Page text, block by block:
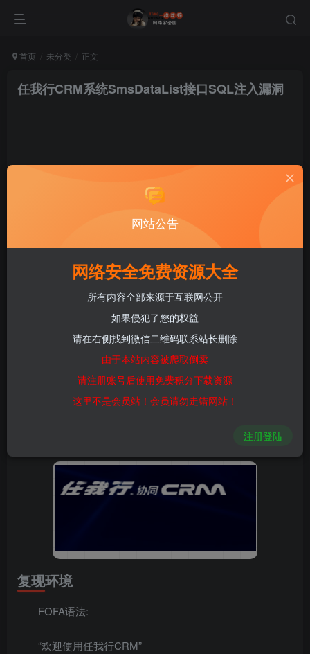
首页 未分类 正文
任我行CRM系统SmsDataList接口SQL注入漏洞
0
SmsDataList接口存在SQL注入漏洞
复现环境
FOFA语法:
“欢迎使用任我行CRM”
网站公告
网络安全免费资源大全
所有内容全部来源于互联网公开
如果侵犯了您的权益
请在右侧找到微信二维码联系站长删除
由于本站内容被爬取倒卖
请注册账号后使用免费积分下载资源
这里不是会员站！会员请勿走错网站！
注册登陆